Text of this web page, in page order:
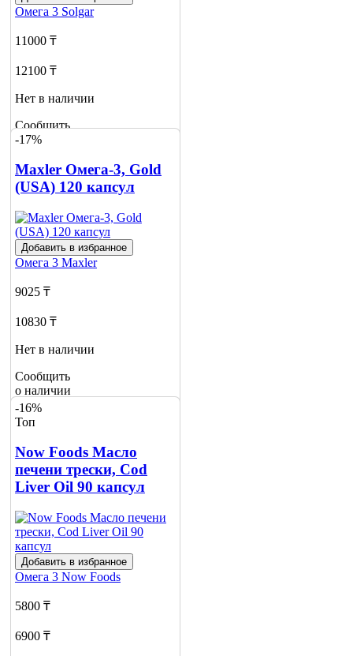
Омега 3 Solgar
11000 ₸
12100 ₸
Нет в наличии
Сообщить
о наличии
-17%
Maxler Омега-3, Gold
(USA) 120 капсул
Добавить в избранное
Омега 3 Maxler
9025 ₸
10830 ₸
Нет в наличии
Сообщить
о наличии
6
-16%
Топ
Now Foods Масло
печени трески, Cod
Liver Oil 90 капсул
Добавить в избранное
Омега 3 Now Foods
5800 ₸
6900 ₸